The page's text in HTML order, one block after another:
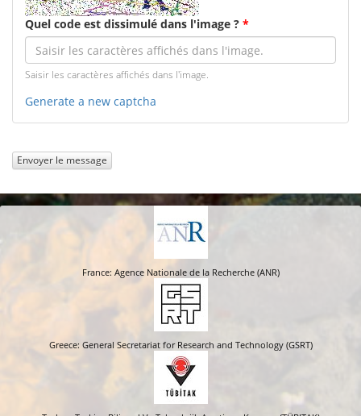
Quel code est dissimulé dans l'image ? *
Saisir les caractères affichés dans l'image.
Generate a new captcha
Envoyer le message
France: Agence Nationale de la Recherche (ANR)
Greece: General Secretariat for Research and Technology (GSRT)